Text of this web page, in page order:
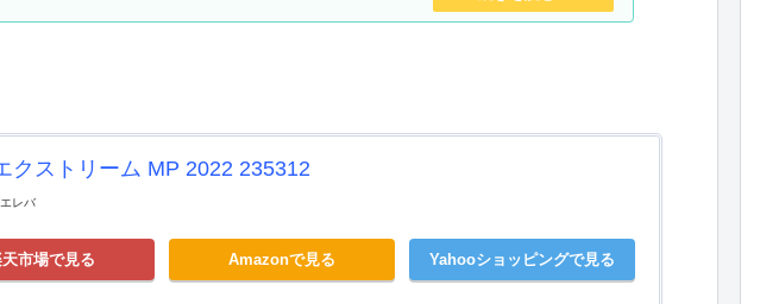
クストリーム MP 2022 235312
レバ
市場で見る Amazonで見る Yahooショッピングで見る